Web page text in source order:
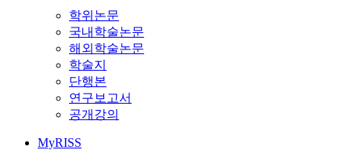
학위논문
국내학술논문
해외학술논문
학술지
단행본
연구보고서
공개강의
MyRISS